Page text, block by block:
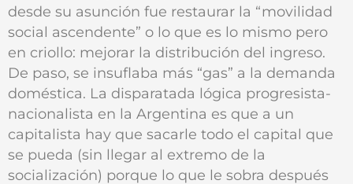
desde su asunción fue restaurar la “movilidad
social ascendente” o lo que es lo mismo pero
en criollo: mejorar la distribución del ingreso.
De paso, se insuflaba más “gas” a la demanda
doméstica. La disparatada lógica progresista-
nacionalista en la Argentina es que a un
capitalista hay que sacarle todo el capital que
se pueda (sin llegar al extremo de la
socialización) porque lo que le sobra después